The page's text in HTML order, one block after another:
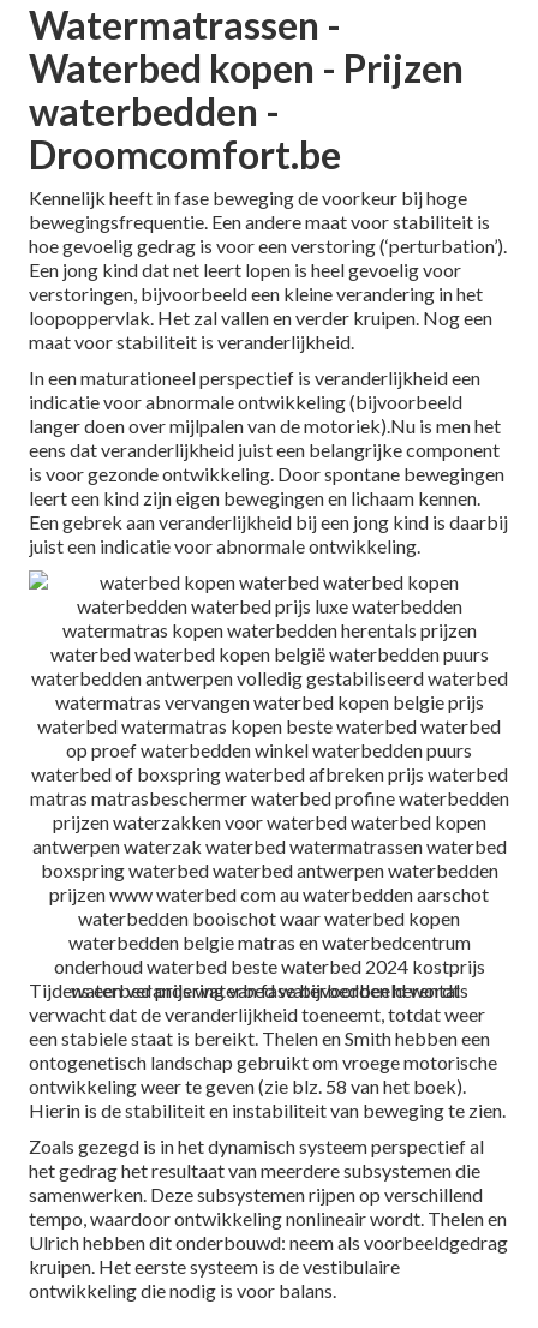
Watermatrassen -
Waterbed kopen - Prijzen
waterbedden -
Droomcomfort.be
Kennelijk heeft in fase beweging de voorkeur bij hoge
bewegingsfrequentie. Een andere maat voor stabiliteit is
hoe gevoelig gedrag is voor een verstoring (‘perturbation’).
Een jong kind dat net leert lopen is heel gevoelig voor
verstoringen, bijvoorbeeld een kleine verandering in het
loopoppervlak. Het zal vallen en verder kruipen. Nog een
maat voor stabiliteit is veranderlijkheid.
In een maturationeel perspectief is veranderlijkheid een
indicatie voor abnormale ontwikkeling (bijvoorbeeld
langer doen over mijlpalen van de motoriek).Nu is men het
eens dat veranderlijkheid juist een belangrijke component
is voor gezonde ontwikkeling. Door spontane bewegingen
leert een kind zijn eigen bewegingen en lichaam kennen.
Een gebrek aan veranderlijkheid bij een jong kind is daarbij
juist een indicatie voor abnormale ontwikkeling.
Tijdens een verandering van fase bijvoorbeeld wordt
verwacht dat de veranderlijkheid toeneemt, totdat weer
een stabiele staat is bereikt. Thelen en Smith hebben een
ontogenetisch landschap gebruikt om vroege motorische
ontwikkeling weer te geven (zie blz. 58 van het boek).
Hierin is de stabiliteit en instabiliteit van beweging te zien.
Zoals gezegd is in het dynamisch systeem perspectief al
het gedrag het resultaat van meerdere subsystemen die
samenwerken. Deze subsystemen rijpen op verschillend
tempo, waardoor ontwikkeling nonlineair wordt. Thelen en
Ulrich hebben dit onderbouwd: neem als voorbeeldgedrag
kruipen. Het eerste systeem is de vestibulaire
ontwikkeling die nodig is voor balans.